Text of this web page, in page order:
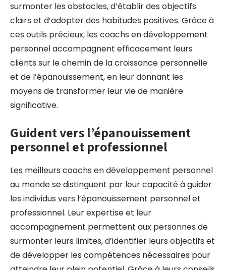
surmonter les obstacles, d’établir des objectifs
clairs et d’adopter des habitudes positives. Grâce à
ces outils précieux, les coachs en développement
personnel accompagnent efficacement leurs
clients sur le chemin de la croissance personnelle
et de l’épanouissement, en leur donnant les
moyens de transformer leur vie de manière
significative.
Guident vers l’épanouissement
personnel et professionnel
Les meilleurs coachs en développement personnel
au monde se distinguent par leur capacité à guider
les individus vers l’épanouissement personnel et
professionnel. Leur expertise et leur
accompagnement permettent aux personnes de
surmonter leurs limites, d’identifier leurs objectifs et
de développer les compétences nécessaires pour